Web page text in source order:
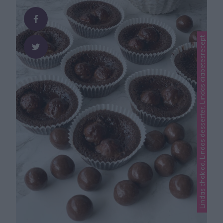
du göra själv genom att mixa havregryn i en knivmixer.
Den färdiga mängden havregryn ska …
Lindas choklad, Lindas desserter, Lindas diabetesrecept